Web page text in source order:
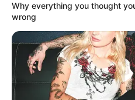
Why everything you thought
wrong